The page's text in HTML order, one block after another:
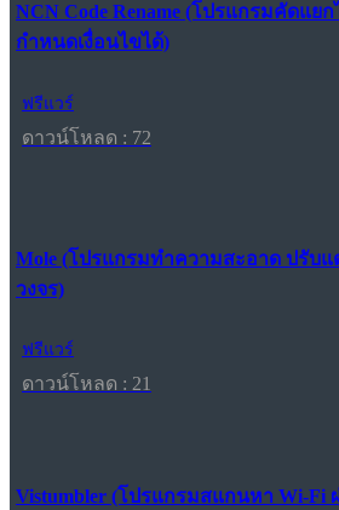
NCN Code Rename (โปรแกรมคัดแย
กำหนดเงื่อนไขได้)
ฟรีแวร์
ดาวน์โหลด : 72
Mole (โปรแกรมทำความสะอาด ปรับแ
วงจร)
ฟรีแวร์
ดาวน์โหลด : 21
Vistumbler (โปรแกรมสแกนหา Wi-Fi